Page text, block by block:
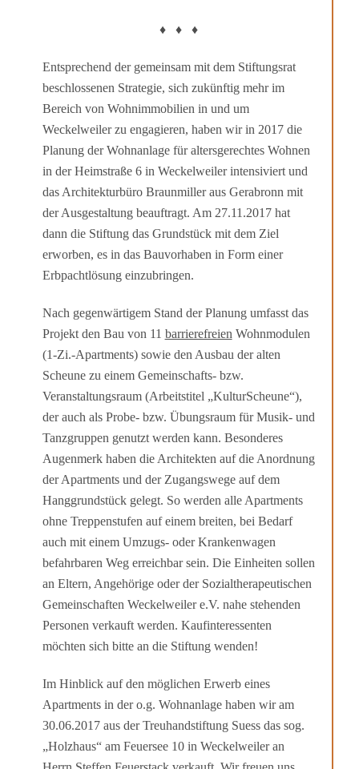
♦ ♦ ♦
Entsprechend der gemeinsam mit dem Stiftungsrat
beschlossenen Strategie, sich zukünftig mehr im
Bereich von Wohnimmobilien in und um
Weckelweiler zu engagieren, haben wir in 2017 die
Planung der Wohnanlage für alters­gerechtes Wohnen
in der Heimstraße 6 in Weckel­weiler intensiviert und
das Architekturbüro Braunmiller aus Gerabronn mit
der Ausgestaltung beauftragt. Am 27.11.2017 hat
dann die Stiftung das Grundstück mit dem Ziel
erworben, es in das Bauvorhaben in Form einer
Erbpachtlösung einzu­bringen.
Nach gegenwärtigem Stand der Planung umfasst das
Projekt den Bau von 11 barriere­freien Wohnmodulen
(1-Zi.-Apartments) sowie den Ausbau der alten
Scheune zu einem Gemein­schafts- bzw.
Veranstaltungsraum (Arbeitstitel „KulturScheune“),
der auch als Probe- bzw. Übungsraum für Musik- und
Tanzgruppen genutzt werden kann. Besonderes
Augenmerk haben die Architekten auf die Anordnung
der Apartments und der Zugangswege auf dem
Hanggrundstück gelegt. So werden alle Apartments
ohne Treppenstufen auf einem breiten, bei Bedarf
auch mit einem Umzugs- oder Krankenwagen
befahrbaren Weg erreichbar sein. Die Einheiten sollen
an Eltern, Ange­hörige oder der Sozialtherapeutischen
Gemeinschaften Weckelweiler e.V. nahe stehenden
Personen verkauft werden. Kaufinteressenten
möchten sich bitte an die Stiftung wenden!
Im Hinblick auf den möglichen Erwerb eines
Apartments in der o.g. Wohnanlage haben wir am
30.06.2017 aus der Treuhandstiftung Suess das sog.
„Holzhaus“ am Feuersee 10 in Weckel­weiler an